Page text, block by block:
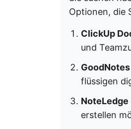
Optionen, die
ClickUp
und
GoodNotes
flüssigen
NoteLedge
erstellen